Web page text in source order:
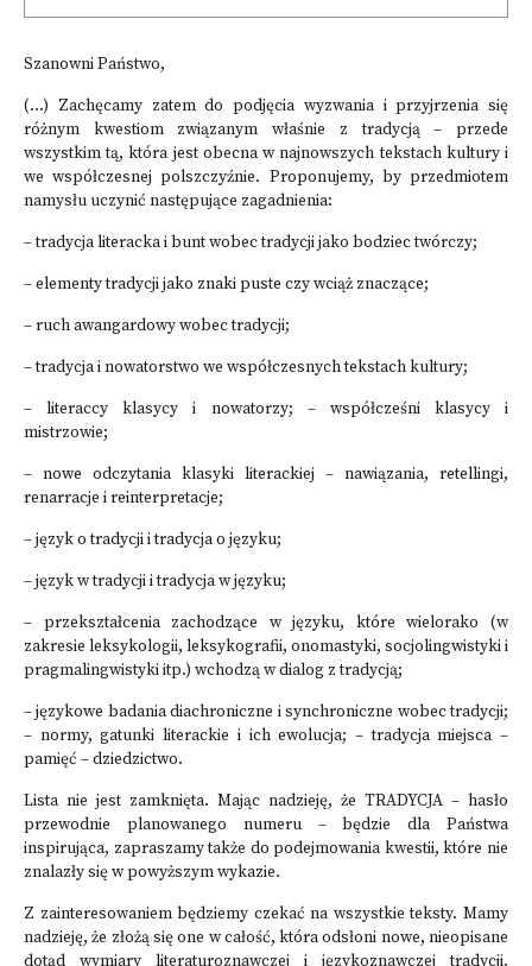
Szanowni Państwo,
(...) Zachęcamy zatem do podjęcia wyzwania i przyjrzenia się
różnym kwestiom związanym właśnie z tradycją – przede
wszystkim tą, która jest obecna w najnowszych tekstach kultury i
we współczesnej polszczyźnie. Proponujemy, by przedmiotem
namysłu uczynić następujące zagadnienia:
– tradycja literacka i bunt wobec tradycji jako bodziec twórczy;
– elementy tradycji jako znaki puste czy wciąż znaczące;
– ruch awangardowy wobec tradycji;
– tradycja i nowatorstwo we współczesnych tekstach kultury;
– literaccy klasycy i nowatorzy; – współcześni klasycy i
mistrzowie;
– nowe odczytania klasyki literackiej – nawiązania, retellingi,
renarracje i reinterpretacje;
– język o tradycji i tradycja o języku;
– język w tradycji i tradycja w języku;
– przekształcenia zachodzące w języku, które wielorako (w
zakresie leksykologii, leksykografii, onomastyki, socjolingwistyki i
pragmalingwistyki itp.) wchodzą w dialog z tradycją;
– językowe badania diachroniczne i synchroniczne wobec tradycji;
– normy, gatunki literackie i ich ewolucja; – tradycja miejsca –
pamięć – dziedzictwo.
Lista nie jest zamknięta. Mając nadzieję, że TRADYCJA – hasło
przewodnie planowanego numeru – będzie dla Państwa
inspirująca, zapraszamy także do podejmowania kwestii, które nie
znalazły się w powyższym wykazie.
Z zainteresowaniem będziemy czekać na wszystkie teksty. Mamy
nadzieję, że złożą się one w całość, która odsłoni nowe, nieopisane
dotąd wymiary literaturoznawczej i językoznawczej tradycji.